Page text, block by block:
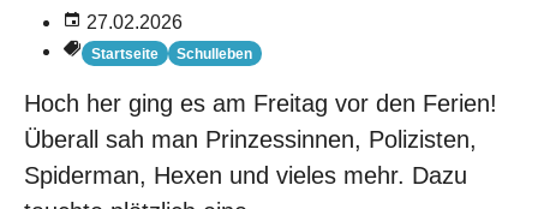
27.02.2026
Startseite Schulleben
Hoch her ging es am Freitag vor den Ferien!
Überall sah man Prinzessinnen, Polizisten,
Spiderman, Hexen und vieles mehr. Dazu